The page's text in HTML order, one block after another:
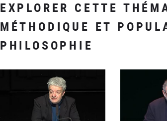
EXPLORER CETTE
MÉTHODIQUE ET
PHILOSOPHIE